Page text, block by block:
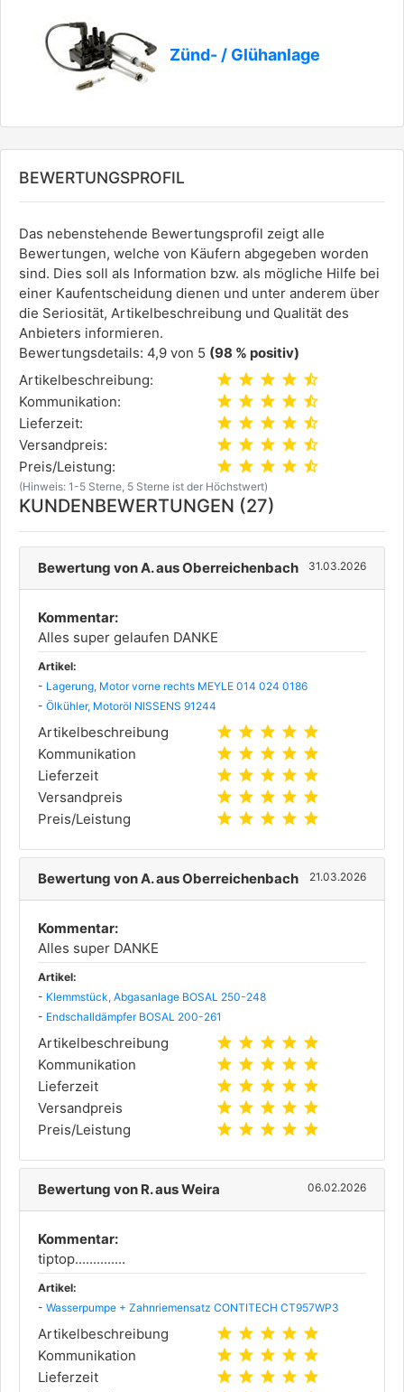
Zünd- / Glühanlage
BEWERTUNGSPROFIL
Das nebenstehende Bewertungsprofil zeigt alle
Bewertungen, welche von Käufern abgegeben worden
sind. Dies soll als Information bzw. als mögliche Hilfe bei
einer Kaufentscheidung dienen und unter anderem über
die Seriosität, Artikelbeschreibung und Qualität des
Anbieters informieren.
Bewertungsdetails: 4,9 von 5 (98 % positiv)
Artikelbeschreibung:
star star star star star_half
Kommunikation: star star star star star_half
Lieferzeit: star star star star star_half
Versandpreis: star star star star star_half
Preis/Leistung: star star star star star_half
(Hinweis: 1-5 Sterne, 5 Sterne ist der Höchstwert)
KUNDENBEWERTUNGEN (27)
Bewertung von A. aus Oberreichenbach 31.03.2026
Kommentar:
Alles super gelaufen DANKE
Artikel:
- Lagerung, Motor vorne rechts MEYLE 014 024 0186
- Ölkühler, Motoröl NISSENS 91244
Artikelbeschreibung star star star star star
Kommunikation star star star star star
Lieferzeit star star star star star
Versandpreis star star star star star
Preis/Leistung star star star star star
Bewertung von A. aus Oberreichenbach 21.03.2026
Kommentar:
Alles super DANKE
Artikel:
- Klemmstück, Abgasanlage BOSAL 250-248
- Endschalldämpfer BOSAL 200-261
Artikelbeschreibung star star star star star
Kommunikation star star star star star
Lieferzeit star star star star star
Versandpreis star star star star star
Preis/Leistung star star star star star
Bewertung von R. aus Weira 06.02.2026
Kommentar:
tiptop..............
Artikel:
- Wasserpumpe + Zahnriemensatz CONTITECH CT957WP3
Artikelbeschreibung star star star star star
Kommunikation star star star star star
Lieferzeit star star star star star